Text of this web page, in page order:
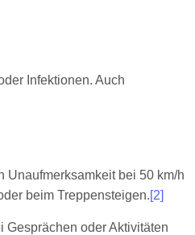
Infektionen. Auch
bei 50 km/h
beim Treppensteigen. [2]
oder Aktivitäten